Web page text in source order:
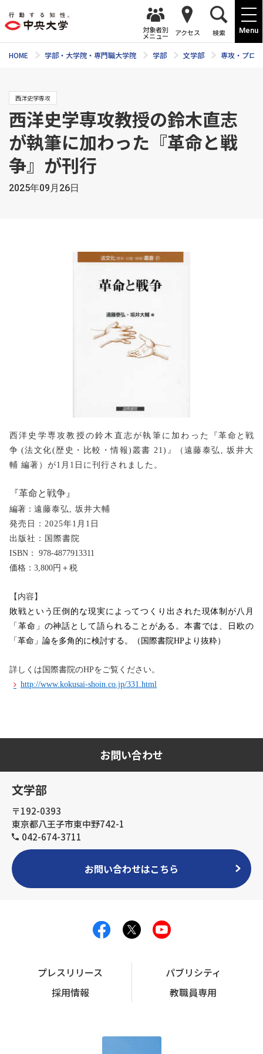
Menu
対象者別
メニュー アクセス 検索
HOME 学部・大学院・専門職大学院 学部 文学部 専攻・プロ
西洋史学専攻
西洋史学専攻教授の鈴木直志
が執筆に加わった『革命と戦
争』が刊行
2025年09月26日
西洋史学専攻教授の鈴木直志が執筆に加わった 『革命と戦
争 (法文化(歴史・比較・情報)叢書 21) 』（ 遠藤泰弘, 坂井大
輔 編著）が1月1日に刊行されました。
『革命と戦争』
編著： 遠藤泰弘, 坂井大輔
発売日：2025年1月1日
出版社：国際書院
ISBN： 978-4877913311
価格：3,800円＋税
【内容】
敗戦という圧倒的な現実によってつくり出された現体制が八月
「革命」の神話として語られることがある。本書では、日欧の
「革命」論を多角的に検討する。（国際書院HPより抜粋）
詳しくは国際書院のHPをご覧ください。
http://www.kokusai-shoin.co.jp/331.html
お問い合わせ
文学部
〒192-0393
東京都八王子市東中野742-1
042-674-3711
お問い合わせはこちら
プレスリリース
パブリシティ
採用情報
教職員専用